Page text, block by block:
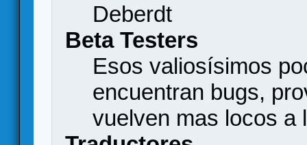
Deberdt
Beta Testers
Esos valiosísimos
encuentran bugs,
vuelven mas locos a